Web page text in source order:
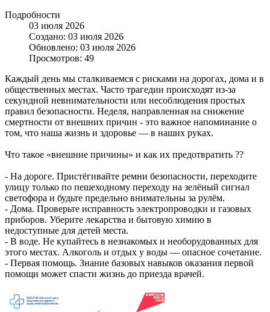
Подробности
03 июля 2026
Создано: 03 июля 2026
Обновлено: 03 июля 2026
Просмотров: 49
Каждый день мы сталкиваемся с рисками на дорогах, дома и в
общественных местах. Часто трагедии происходят из-за
секундной невнимательности или несоблюдения простых
правил безопасности. Неделя, направленная на снижение
смертности от внешних причин - это важное напоминание о
том, что наша жизнь и здоровье — в наших руках.
Что такое «внешние причины» и как их предотвратить ??
- На дороге. Пристёгивайте ремни безопасности, переходите
улицу только по пешеходному переходу на зелёный сигнал
светофора и будьте предельно внимательны за рулём.
- Дома. Проверьте исправность электропроводки и газовых
приборов. Уберите лекарства и бытовую химию в
недоступные для детей места.
- В воде. Не купайтесь в незнакомых и необорудованных для
этого местах. Алкоголь и отдых у воды — опасное сочетание.
- Первая помощь. Знание базовых навыков оказания первой
помощи может спасти жизнь до приезда врачей.